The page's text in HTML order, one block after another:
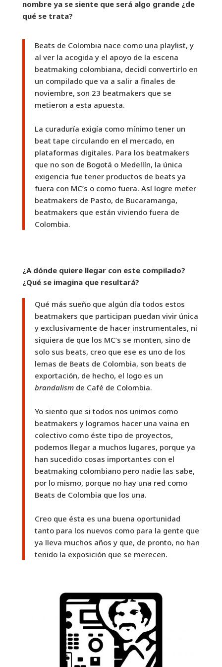
nombre ya se siente que será algo grande ¿de
qué se trata?
Beats de Colombia nace como una playlist, y
al ver la acogida y el apoyo de la escena
beatmaking colombiana, decidí convertirlo en
un compilado que va a salir a finales de
noviembre, son 23 beatmakers que se
metieron a esta apuesta.
La curaduría exigía como mínimo tener un
beat tape circulando en el mercado, en
plataformas digitales. Para los beatmakers
que no son de Bogotá o Medellín, la única
exigencia fue tener productos de beats ya
fuera con MC’s o como fuera. Así logre meter
beatmakers de Pasto, de Bucaramanga,
beatmakers que están viviendo fuera de
Colombia.
¿A dónde quiere llegar con este compilado?
¿Qué se imagina que resultará?
Qué más sueño que algún día todos estos
beatmakers que participan puedan vivir única
y exclusivamente de hacer instrumentales, ni
siquiera de que los MC’s se monten, sino de
solo sus beats, creo que ese es uno de los
lemas de Beats de Colombia, son beats de
exportación, de hecho, el logo es un
brandalismde Café de Colombia.
Yo siento que si todos nos unimos como
beatmakers y logramos hacer una vaina en
colectivo como éste tipo de proyectos,
podemos llegar a muchos lugares, porque ya
han sucedido cosas importantes con el
beatmaking colombiano pero nadie las sabe,
por lo mismo, porque no hay una red como
Beats de Colombia que los una.
Creo que ésta es una buena oportunidad
tanto para los nuevos como para la gente que
ya lleva muchos años y que, de pronto, no han
tenido la exposición que se merecen.